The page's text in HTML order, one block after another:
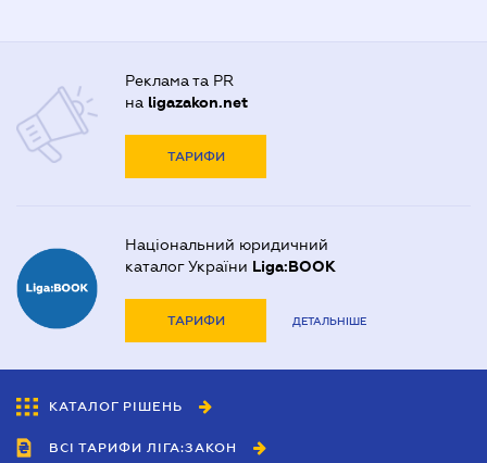
Реклама та PR
на ligazakon.net
ТАРИФИ
Національний юридичний
каталог України Liga:BOOK
ТАРИФИ ДЕТАЛЬНІШЕ
КАТАЛОГ РІШЕНЬ
ВСІ ТАРИФИ ЛІГА:ЗАКОН